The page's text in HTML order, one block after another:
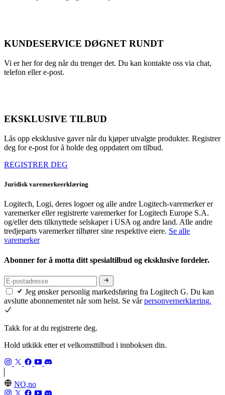
KUNDESERVICE DØGNET RUNDT
Vi er her for deg når du trenger det. Du kan kontakte oss via chat,
telefon eller e-post.
EKSKLUSIVE TILBUD
Lås opp eksklusive gaver når du kjøper utvalgte produkter. Registrer
deg for e-post for å holde deg oppdatert om tilbud.
REGISTRER DEG
Juridisk varemerkeerklæring
Logitech, Logi, deres logoer og alle andre Logitech-varemerker er
varemerker eller registrerte varemerker for Logitech Europe S.A.
og/eller dets tilknyttede selskaper i USA og andre land. Alle andre
tredjeparts varemerker tilhører sine respektive eiere. Se alle
varemerker
Abonner for å motta ditt spesialtilbud og eksklusive fordeler.
Jeg ønsker personlig markedsføring fra Logitech G. Du kan
avslutte abonnementet når som helst. Se vårpersonvernerklæring.
Takk for at du registrerte deg.
Hold utkikk etter et velkomsttilbud i innboksen din.
NO,no